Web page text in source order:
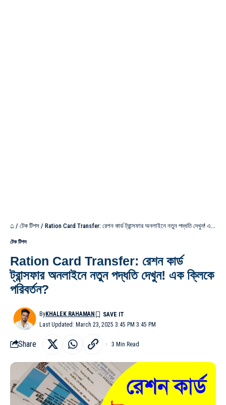
⌂ / টেক টিপস / Ration Card Transfer: রেশন কার্ড ট্রান্সফার অনলাইনে নতুন পদ্ধতি দেখুন! এক ক্লিকে পরিবর্তন?
টেক টিপস
Ration Card Transfer: রেশন কার্ড
ট্রান্সফার অনলাইনে নতুন পদ্ধতি দেখুন! এক ক্লিকে
পরিবর্তন?
Last Updated: March 23, 2025 3:45 PM 3:45 PM
ByKHALEK RAHAMAN
Share 3 Min Read